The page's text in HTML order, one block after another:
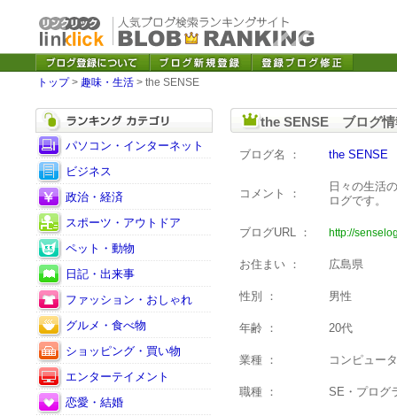
トップ> 趣味・生活 > the SENSE
パソコン・インターネット
ビジネス
政治・経済
スポーツ・アウトドア
ペット・動物
日記・出来事
ファッション・おしゃれ
グルメ・食べ物
ショッピング・買い物
エンターテイメント
恋愛・結婚
the SENSE ブログ情
ブログ名 ： the SENSE
コメント ：
日々の生活
ログです。
ブログURL ： http://
お住まい ： 広島県
性別 ： 男性
年齢 ： 20代
業種 ： コンピュー
職種 ： SE・プログ